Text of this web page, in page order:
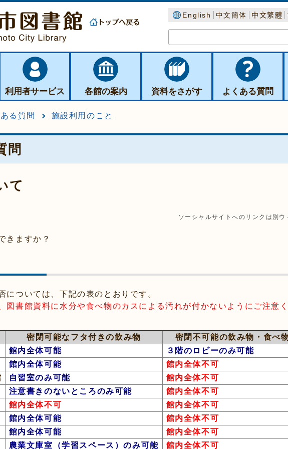
English 中文簡体 中文繁體
利用者サービス 各館の案内 資料をさがす よくある質問
る質問 施設利用のこと
問
て
ソーシャルサイトへのリンクは別ウ
きますか？
については、下記の表のとおりです。
図書館資料に水分や食べ物のカスによる汚れが付かないようにご注意
密閉可能なフタ付きの飲み物
密閉不可能の飲み物・食べ
館内全体可能
３階のロビーのみ可能
館内全体可能
館内全体不可
自習室のみ可能
館内全体不可
注意書きのないところのみ可能
館内全体不可
館内全体不可
館内全体不可
館内全体可能
館内全体不可
館内全体可能
館内全体不可
農業文庫室（学習スペース）のみ可能 館内全体不可